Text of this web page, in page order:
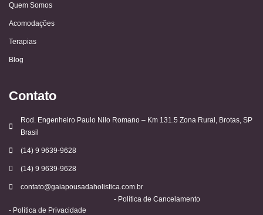
Quem Somos
Acomodações
Terapias
Blog
Contato
Rod. Engenheiro Paulo Nilo Romano – Km 131.5 Zona Rural, Brotas, SP
Brasil
(14) 9 9639-9628
(14) 9 9639-9628
contato@gaiapousadaholistica.com.br
- Política de Privacidade
- Política de Cancelamento